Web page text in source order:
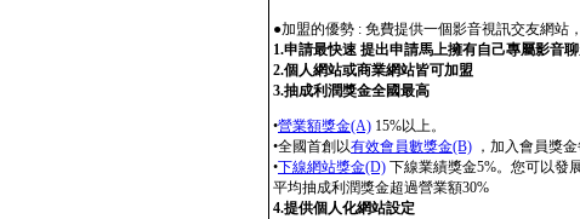
●加盟的優勢 : 免費提供一個影音視訊交友網站
1.申請最快速 提出申請馬上擁有自己專屬影音
2.個人網站或商業網站皆可加盟
3.抽成利潤獎金全國最高
•營業額獎金(A) 15%以上。
•全國首創以有效會員數獎金(B) ，加入會員獎
•下線網站獎金(D) 下線業績獎金5%。您可以發
平均抽成利潤獎金超過營業額30%
4.提供個人化網站設定